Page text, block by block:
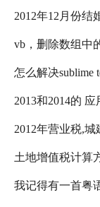
2012年12月份结
月12日 女：属虎
vb，删除数组中
怎么解决sublime
2013和2014的
2012年营业税,
附加,印花税,水利
土地增值税计算
我记得有一首粤